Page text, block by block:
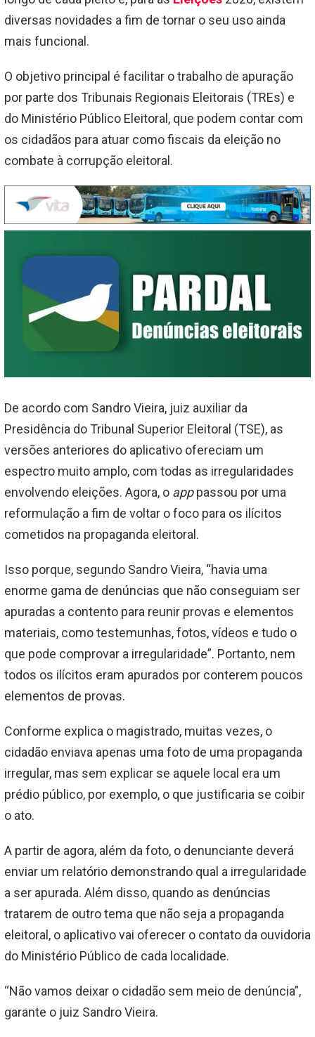
diversas novidades a fim de tornar o seu uso ainda
mais funcional.
O objetivo principal é facilitar o trabalho de apuração
por parte dos Tribunais Regionais Eleitorais (TREs) e
do Ministério Público Eleitoral, que podem contar com
os cidadãos para atuar como fiscais da eleição no
combate à corrupção eleitoral.
De acordo com Sandro Vieira, juiz auxiliar da
Presidência do Tribunal Superior Eleitoral (TSE), as
versões anteriores do aplicativo ofereciam um
espectro muito amplo, com todas as irregularidades
envolvendo eleições. Agora, o apppassou por uma
reformulação a fim de voltar o foco para os ilícitos
cometidos na propaganda eleitoral.
Isso porque, segundo Sandro Vieira, “havia uma
enorme gama de denúncias que não conseguiam ser
apuradas a contento para reunir provas e elementos
materiais, como testemunhas, fotos, vídeos e tudo o
que pode comprovar a irregularidade”. Portanto, nem
todos os ilícitos eram apurados por conterem poucos
elementos de provas.
Conforme explica o magistrado, muitas vezes, o
cidadão enviava apenas uma foto de uma propaganda
irregular, mas sem explicar se aquele local era um
prédio público, por exemplo, o que justificaria se coibir
o ato.
A partir de agora, além da foto, o denunciante deverá
enviar um relatório demonstrando qual a irregularidade
a ser apurada. Além disso, quando as denúncias
tratarem de outro tema que não seja a propaganda
eleitoral, o aplicativo vai oferecer o contato da ouvidoria
do Ministério Público de cada localidade.
“Não vamos deixar o cidadão sem meio de denúncia”,
garante o juiz Sandro Vieira.